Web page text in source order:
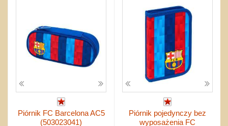
Piórnik FC Barcelona AC5
(503023041)
Piórnik pojedynczy bez
wyposażenia FC